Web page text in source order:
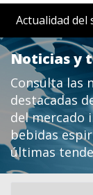
Actualidad
Noticias y
Consulta las
destacadas
del mercado
bebidas
últimas